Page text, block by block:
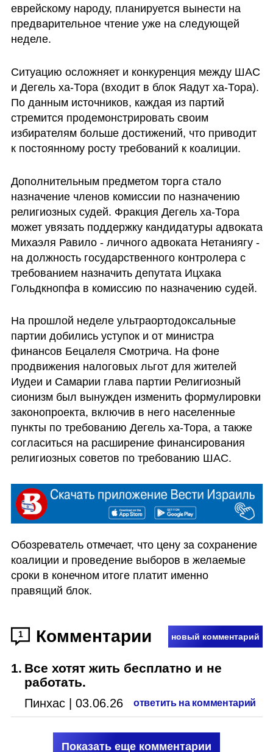
еврейскому народу, планируется вынести на
предварительное чтение уже на следующей
неделе.
Ситуацию осложняет и конкуренция между ШАС
и Дегель ха-Тора (входит в блок Яадут ха-Тора).
По данным источников, каждая из партий
стремится продемонстрировать своим
избирателям больше достижений, что приводит
к постоянному росту требований к коалиции.
Дополнительным предметом торга стало
назначение членов комиссии по назначению
религиозных судей. Фракция Дегель ха-Тора
может увязать поддержку кандидатуры адвоката
Михаэля Равило - личного адвоката Нетаниягу -
на должность государственного контролера с
требованием назначить депутата Ицхака
Гольдкнопфа в комиссию по назначению судей.
На прошлой неделе ультраортодоксальные
партии добились уступок и от министра
финансов Бецалеля Смотрича. На фоне
продвижения налоговых льгот для жителей
Иудеи и Самарии глава партии Религиозный
сионизм был вынужден изменить формулировки
законопроекта, включив в него населенные
пункты по требованию Дегель ха-Тора, а также
согласиться на расширение финансирования
религиозных советов по требованию ШАС.
Обозреватель отмечает, что цену за сохранение
коалиции и проведение выборов в желаемые
сроки в конечном итоге платит именно
правящий блок.
1 Комментарии новый комментарий
1. Все хотят жить бесплатно и не
работать.
Пинхас | 03.06.26 ответить на комментарий
Показать еще комментарии